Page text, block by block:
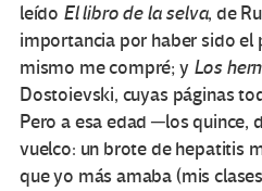
leído El libro de la selva, de
importancia por haber sido el
mismo me compré; y Los
Dostoievski, cuyas páginas
Pero a esa edad ─los quince,
vuelco: un brote de hepatitis
que yo más amaba (mis